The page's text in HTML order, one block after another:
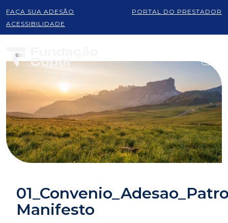
FAÇA SUA ADESÃO
PORTAL DO PRESTADOR
ACESSIBILIDADE
Manifesto